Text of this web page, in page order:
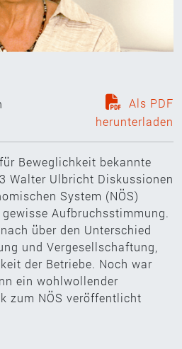
Als PDF
herunterladen
Beweglichkeit bekannte
Walter Ulbricht Diskussionen
System (NÖS)
Aufbruchsstimmung.
über den Unterschied
und Vergesellschaftung,
der Betriebe. Noch war
ein wohlwollender
zum NÖS veröffentlicht